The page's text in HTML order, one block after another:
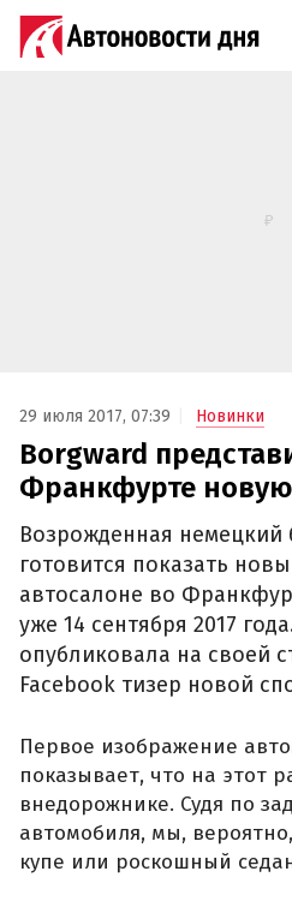
29 июля 2017, 07:39 Новинки
Borgward
Франкфурте
Возрожденная немецкий
готовится показать
автосалоне во
уже 14 сентября 2017
опубликовала на своей
Facebook тизер новой
Первое изображение
показывает, что на этот
внедорожнике. Судя по
автомобиля, мы,
купе или роскошный